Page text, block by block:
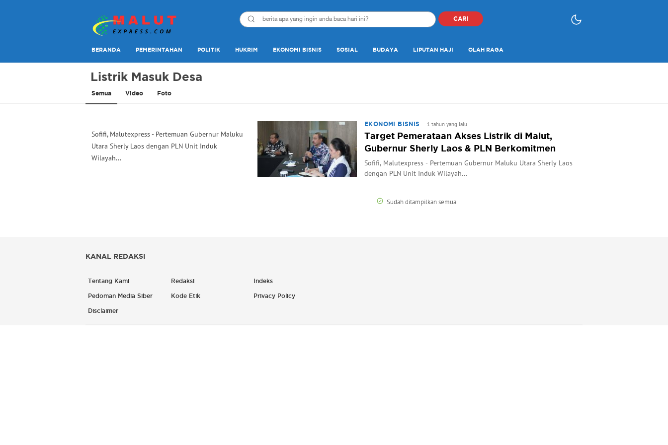
Malut Express
Berita Lebih Cepat
CARI
BERANDA PEMERINTAHAN POLITIK HUKRIM EKONOMI BISNIS SOSIAL BUDAYA LIPUTAN HAJI OLAH RAGA
Listrik Masuk Desa
Semua Video Foto
Sofifi, Malutexpress - Pertemuan Gubernur Maluku
Utara Sherly Laos dengan PLN Unit Induk
Wilayah...
EKONOMI BISNIS 1 tahun yang lalu
Target Pemerataan Akses Listrik di Malut,
Gubernur Sherly Laos & PLN Berkomitmen
Sofifi, Malutexpress - Pertemuan Gubernur Maluku Utara Sherly Laos
dengan PLN Unit Induk Wilayah...
Sudah ditampilkan semua
KANAL REDAKSI
Tentang Kami Redaksi Indeks
Pedoman Media Siber Kode Etik Privacy Policy
Disclaimer